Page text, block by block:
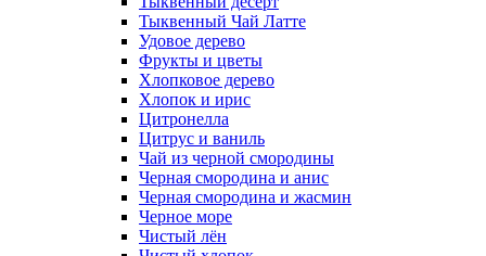
Тыквенный Чай Латте
Удовое дерево
Фрукты и цветы
Хлопковое дерево
Хлопок и ирис
Цитронелла
Цитрус и ваниль
Чай из черной смородины
Черная смородина и анис
Черная смородина и жасмин
Черное море
Чистый лён